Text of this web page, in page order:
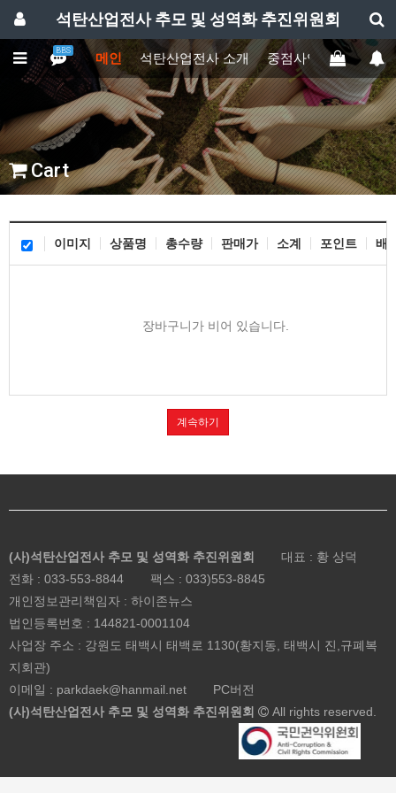
석탄산업전사 추모 및 성역화 추진위원회
BBS
메인 석탄산업전사 소개 중점사업 주요활동
Cart
이미지 상품명 총수량 판매가 소계 포인트 배
장바구니가 비어 있습니다.
계속하기
(사)석탄산업전사 추모 및 성역화 추진위원회
대표 : 황 상덕
전화 : 033-553-8844
팩스 : 033)553-8845
개인정보관리책임자 : 하이존뉴스
법인등록번호 : 144821-0001104
사업장 주소 : 강원도 태백시 태백로 1130(황지동, 태백시 진,규폐복
지회관)
이메일 : parkdaek@hanmail.net
PC버전
(사)석탄산업전사 추모 및 성역화 추진위원회
All rights reserved.